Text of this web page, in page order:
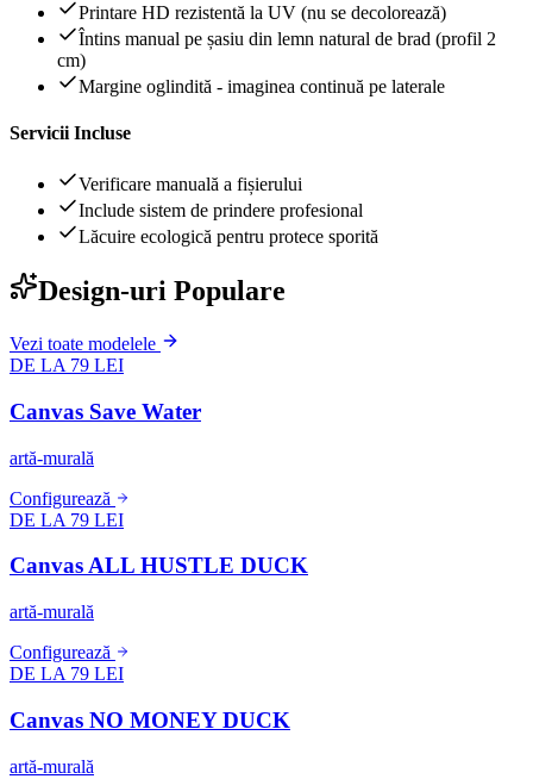
Printare HD rezistentă la UV (nu se decolorează)
Întins manual pe șasiu din lemn natural de brad (profil 2
cm)
Margine oglindită - imaginea continuă pe laterale
Servicii Incluse
Verificare manuală a fișierului
Include sistem de prindere profesional
Lăcuire ecologică pentru protece sporită
Design-uri Populare
Vezi toate modelele
DE LA 79 LEI
Canvas Save Water
artă-murală
Configurează
DE LA 79 LEI
Canvas ALL HUSTLE DUCK
artă-murală
Configurează
DE LA 79 LEI
Canvas NO MONEY DUCK
artă-murală